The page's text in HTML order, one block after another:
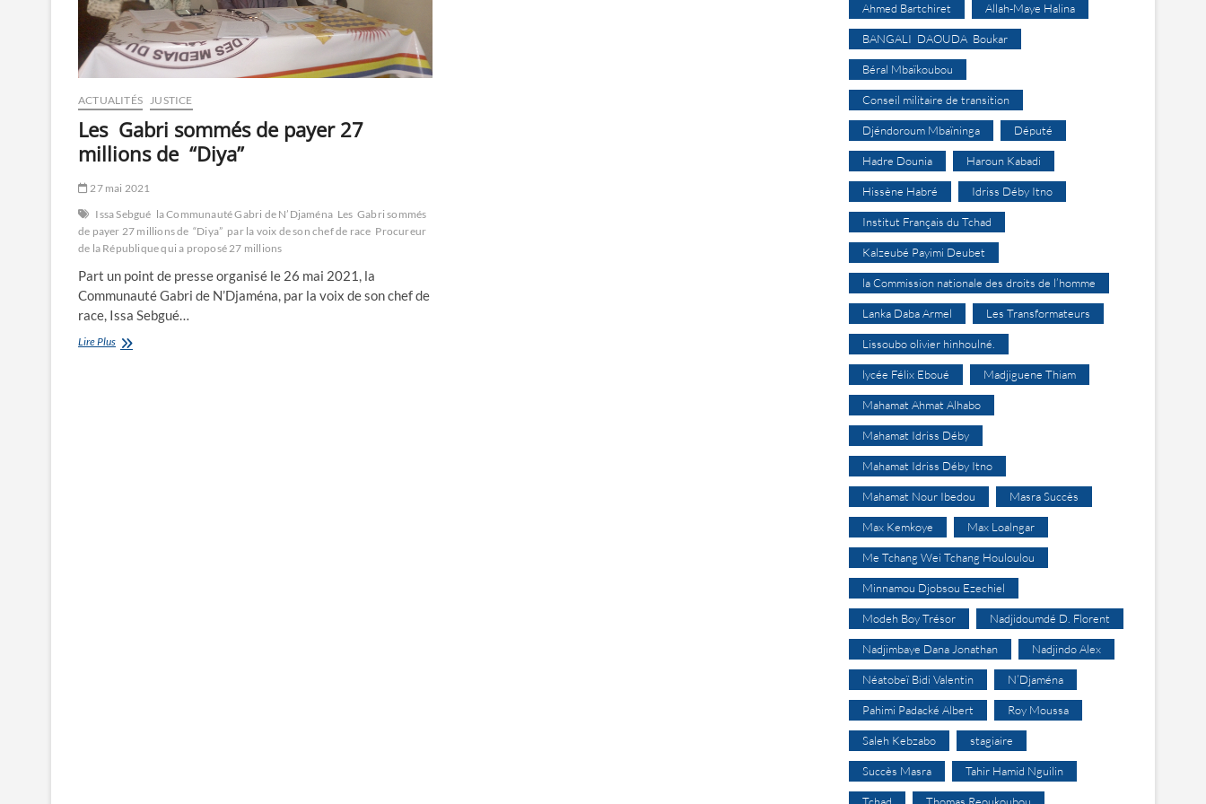
ACTUALITÉS JUSTICE
Les Gabri sommés de payer 27
millions de “Diya”
27 mai 2021
Issa Sebgué la Communauté Gabri de N’Djaména Les Gabri sommés
de payer 27 millions de “Diya” par la voix de son chef de race Procureur
de la République qui a proposé 27 millions
Part un point de presse organisé le 26 mai 2021, la
Communauté Gabri de N’Djaména, par la voix de son chef de
race, Issa Sebgué…
Lire PlusLes
Ahmed Bartchiret Allah-Maye Halina
BANGALI DAOUDA Boukar
Béral Mbaïkoubou
Conseil militaire de transition
Djéndoroum Mbaïninga Député
Hadre Dounia Haroun Kabadi
Hissène Habré Idriss Déby Itno
Institut Français du Tchad
Kalzeubé Payimi Deubet
la Commission nationale des droits de l’homme
Lanka Daba Armel Les Transformateurs
Lissoubo olivier hinhoulné.
lycée Félix Eboué Madjiguene Thiam
Mahamat Ahmat Alhabo
Mahamat Idriss Déby
Mahamat Idriss Déby Itno
Mahamat Nour Ibedou Masra Succès
Max Kemkoye Max Loalngar
Me Tchang Wei Tchang Houloulou
Minnamou Djobsou Ezechiel
Modeh Boy Trésor Nadjidoumdé D. Florent
Nadjimbaye Dana Jonathan Nadjindo Alex
Néatobeï Bidi Valentin N’Djaména
Pahimi Padacké Albert Roy Moussa
Saleh Kebzabo stagiaire
Succès Masra Tahir Hamid Nguilin